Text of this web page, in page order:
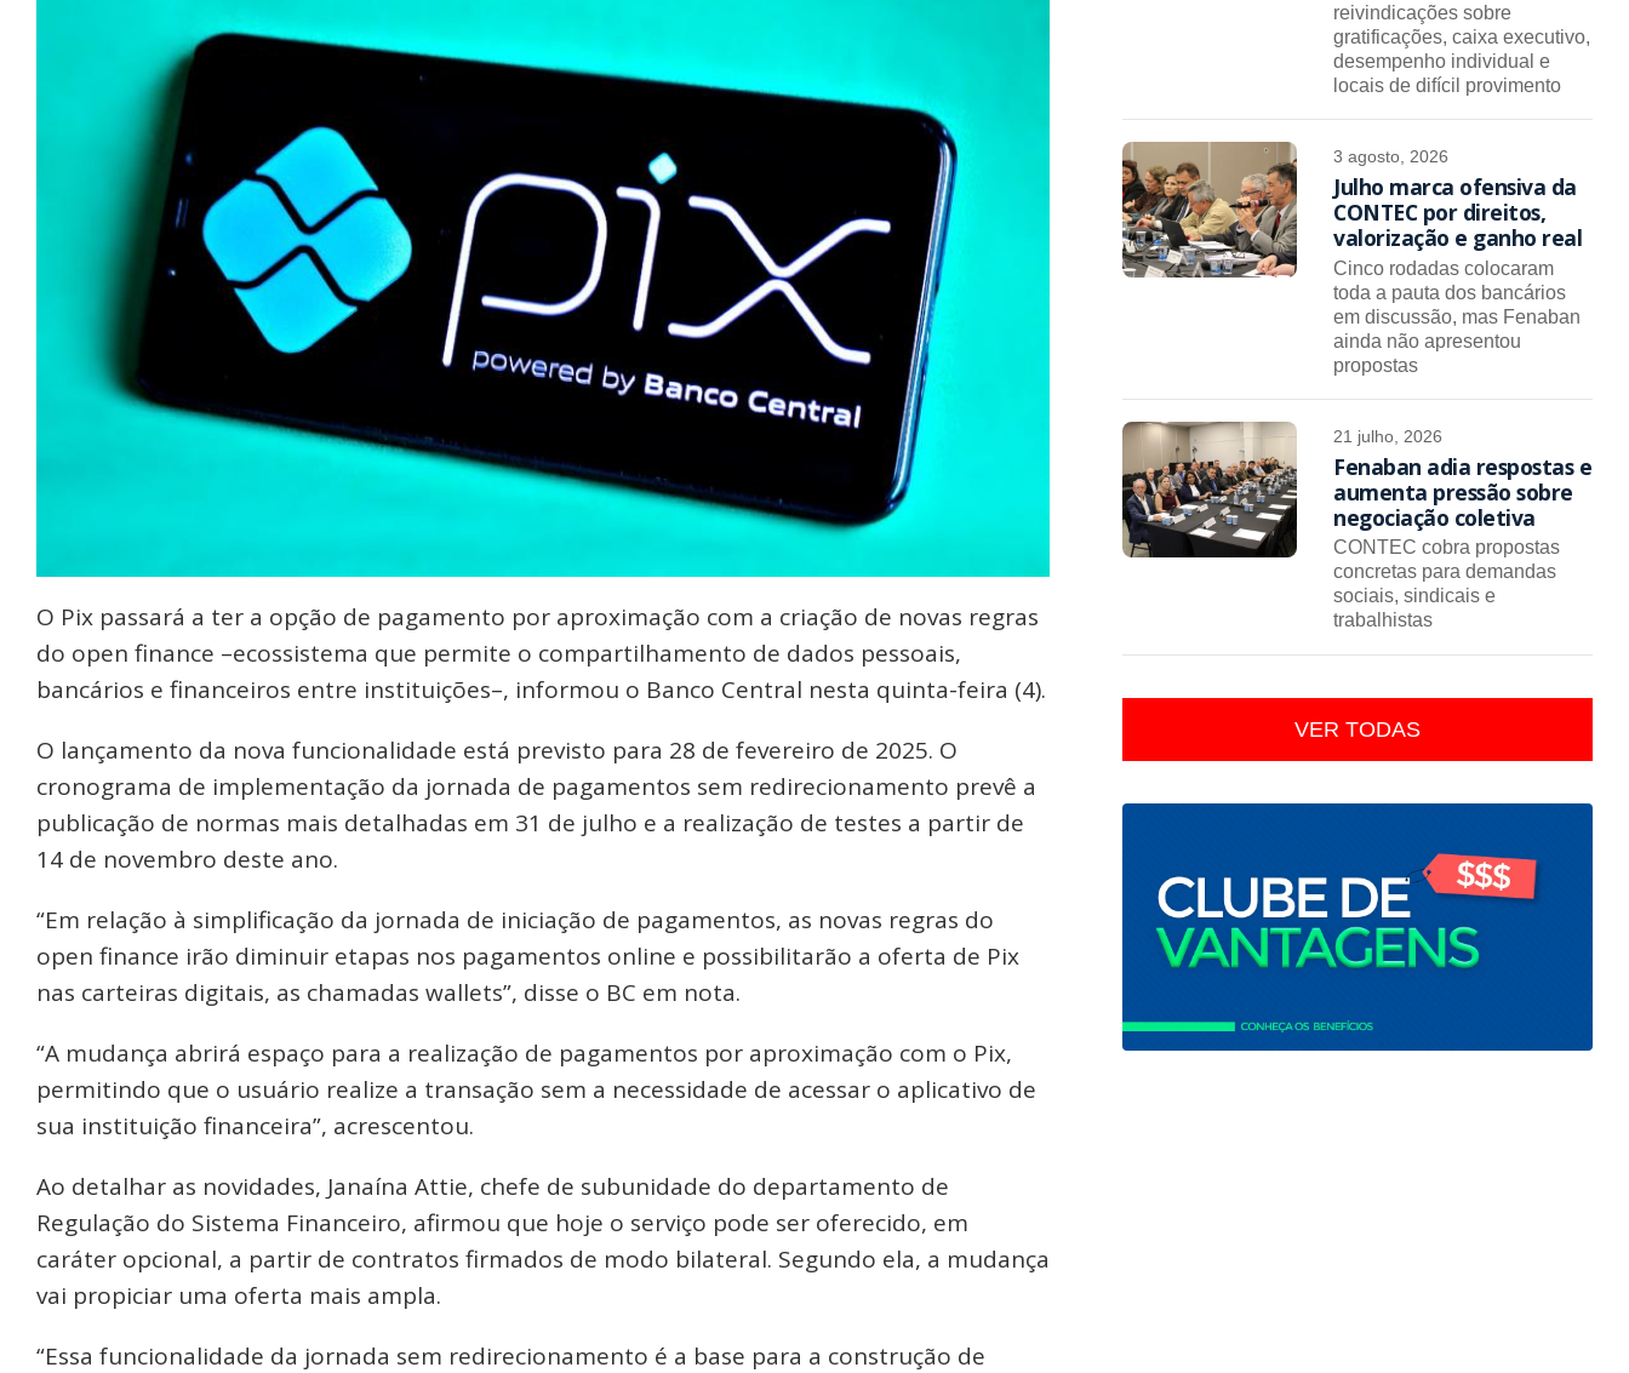
O Pix passará a ter a opção de pagamento por aproximação com a criação de novas regras
do open finance –ecossistema que permite o compartilhamento de dados pessoais,
bancários e financeiros entre instituições–, informou o Banco Central nesta quinta-feira (4).
O lançamento da nova funcionalidade está previsto para 28 de fevereiro de 2025. O
cronograma de implementação da jornada de pagamentos sem redirecionamento prevê a
publicação de normas mais detalhadas em 31 de julho e a realização de testes a partir de
14 de novembro deste ano.
“Em relação à simplificação da jornada de iniciação de pagamentos, as novas regras do
open finance irão diminuir etapas nos pagamentos online e possibilitarão a oferta de Pix
nas carteiras digitais, as chamadas wallets”, disse o BC em nota.
“A mudança abrirá espaço para a realização de pagamentos por aproximação com o Pix,
permitindo que o usuário realize a transação sem a necessidade de acessar o aplicativo de
sua instituição financeira”, acrescentou.
Ao detalhar as novidades, Janaína Attie, chefe de subunidade do departamento de
Regulação do Sistema Financeiro, afirmou que hoje o serviço pode ser oferecido, em
caráter opcional, a partir de contratos firmados de modo bilateral. Segundo ela, a mudança
vai propiciar uma oferta mais ampla.
“Essa funcionalidade da jornada sem redirecionamento é a base para a construção de
reivindicações sobre
gratificações, caixa executivo,
desempenho individual e
locais de difícil provimento
3 agosto, 2026
Julho marca ofensiva da
CONTEC por direitos,
valorização e ganho real
Cinco rodadas colocaram
toda a pauta dos bancários
em discussão, mas Fenaban
ainda não apresentou
propostas
21 julho, 2026
Fenaban adia respostas e
aumenta pressão sobre
negociação coletiva
CONTEC cobra propostas
concretas para demandas
sociais, sindicais e
trabalhistas
VER TODAS